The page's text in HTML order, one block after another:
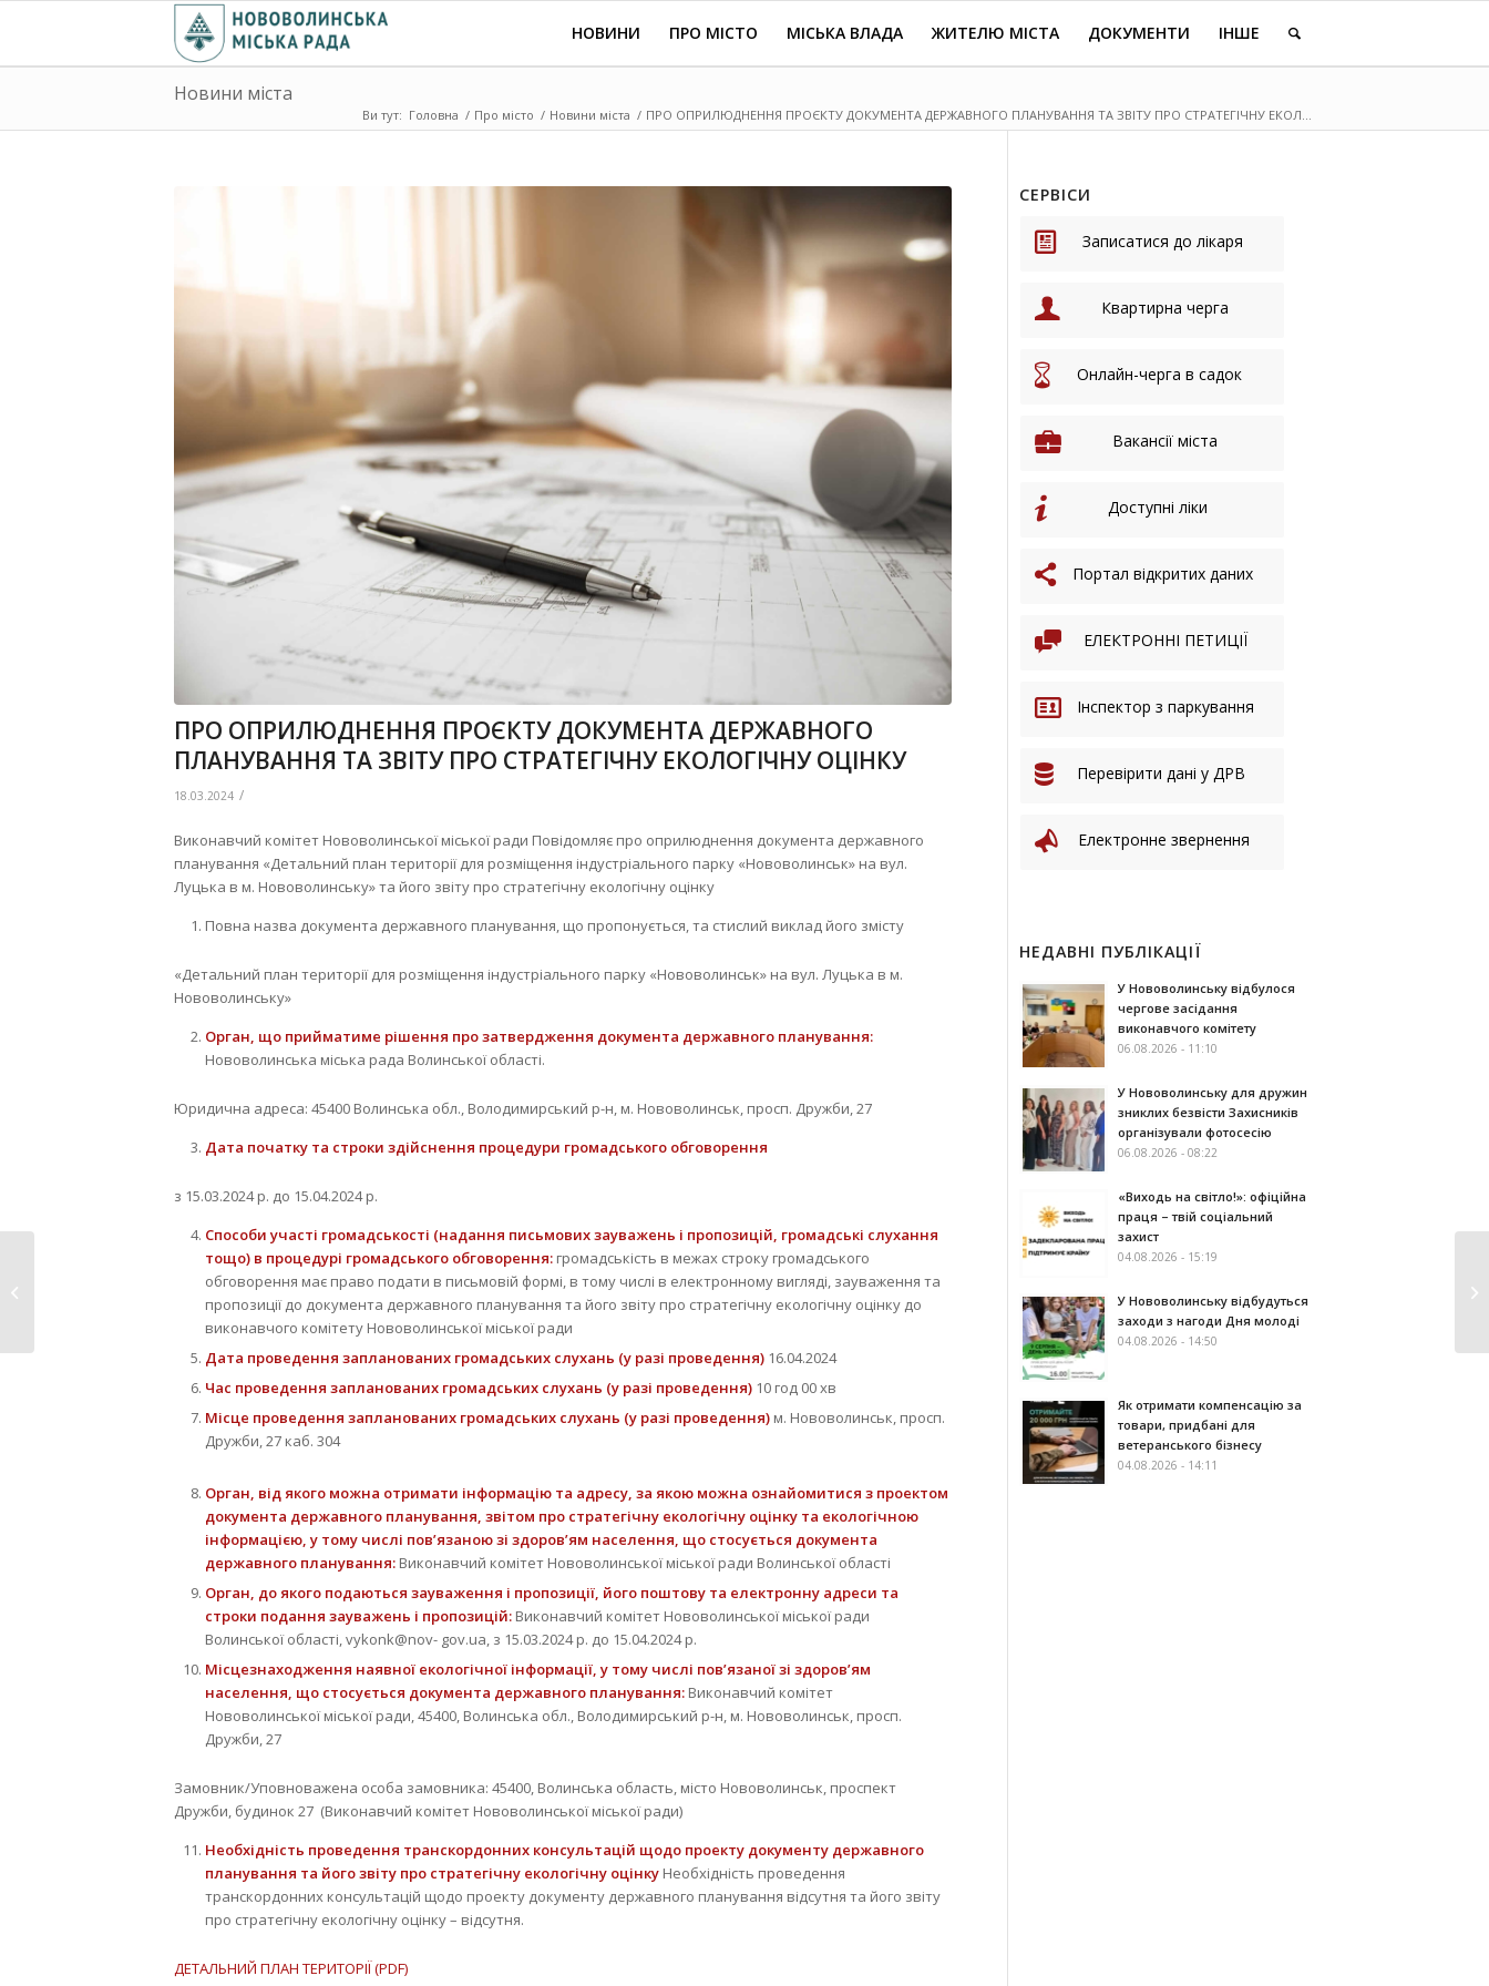
НОВИНИ ПРО МІСТО МІСЬКА ВЛАДА ЖИТЕЛЮ МІСТА ДОКУМЕНТИ ІНШЕ
Новини міста
Ви тут: Головна / Про місто / Новини міста / ПРО ОПРИЛЮДНЕННЯ ПРОЄКТУ ДОКУМЕНТА ДЕРЖАВНОГО ПЛАНУВАННЯ ТА ЗВІТУ ПРО СТРАТЕГІЧНУ ЕКОЛ...
ПРО ОПРИЛЮДНЕННЯ ПРОЄКТУ ДОКУМЕНТА ДЕРЖАВНОГО
ПЛАНУВАННЯ ТА ЗВІТУ ПРО СТРАТЕГІЧНУ ЕКОЛОГІЧНУ ОЦІНКУ
18.03.2024 /
Виконавчий комітет Нововолинської міської ради Повідомляє про оприлюднення документа державного
планування «Детальний план території для розміщення індустріального парку «Нововолинськ» на вул.
Луцька в м. Нововолинську» та його звіту про стратегічну екологічну оцінку
Повна назва документа державного планування, що пропонується, та стислий виклад його змісту
«Детальний план території для розміщення індустріального парку «Нововолинськ» на вул. Луцька в м.
Нововолинську»
Орган, що прийматиме рішення про затвердження документа державного планування:
Нововолинська міська рада Волинської області.
Юридична адреса: 45400 Волинська обл., Володимирський р-н, м. Нововолинськ, просп. Дружби, 27
Дата початку та строки здійснення процедури громадського обговорення
з 15.03.2024 р. до 15.04.2024 р.
Способи участі громадськості (надання письмових зауважень і пропозицій, громадські слухання
тощо) в процедурі громадського обговорення: громадськість в межах строку громадського
обговорення має право подати в письмовій формі, в тому числі в електронному вигляді, зауваження та
пропозиції до документа державного планування та його звіту про стратегічну екологічну оцінку до
виконавчого комітету Нововолинської міської ради
Дата проведення запланованих громадських слухань (у разі проведення) 16.04.2024
Час проведення запланованих громадських слухань (у разі проведення) 10 год 00 хв
Місце проведення запланованих громадських слухань (у разі проведення) м. Нововолинськ, просп.
Дружби, 27 каб. 304
Орган, від якого можна отримати інформацію та адресу, за якою можна ознайомитися з проектом
документа державного планування, звітом про стратегічну екологічну оцінку та екологічною
інформацією, у тому числі пов’язаною зі здоров’ям населення, що стосується документа
державного планування: Виконавчий комітет Нововолинської міської ради Волинської області
Орган, до якого подаються зауваження і пропозиції, його поштову та електронну адреси та
строки подання зауважень і пропозицій: Виконавчий комітет Нововолинської міської ради
Волинської області, vykonk@nov- gov.ua, з 15.03.2024 р. до 15.04.2024 р.
Місцезнаходження наявної екологічної інформації, у тому числі пов’язаної зі здоров’ям
населення, що стосується документа державного планування: Виконавчий комітет
Нововолинської міської ради, 45400, Волинська обл., Володимирський р-н, м. Нововолинськ, просп.
Дружби, 27
Замовник/Уповноважена особа замовника: 45400, Волинська область, місто Нововолинськ, проспект
Дружби, будинок 27 (Виконавчий комітет Нововолинської міської ради)
Необхідність проведення транскордонних консультацій щодо проекту документу державного
планування та його звіту про стратегічну екологічну оцінку Необхідність проведення
транскордонних консультацій щодо проекту документу державного планування відсутня та його звіту
про стратегічну екологічну оцінку – відсутня.
ДЕТАЛЬНИЙ ПЛАН ТЕРИТОРІЇ (PDF)
СЕРВІСИ
Записатися до лікаря
Квартирна черга
Онлайн-черга в садок
Вакансії міста
Доступні ліки
Портал відкритих даних
ЕЛЕКТРОННІ ПЕТИЦІЇ
Інспектор з паркування
Перевірити дані у ДРВ
Електронне звернення
НЕДАВНІ ПУБЛІКАЦІЇ
У Нововолинську відбулося
чергове засідання
виконавчого комітету
06.08.2026 - 11:10
У Нововолинську для дружин
зниклих безвісти Захисників
організували фотосесію
06.08.2026 - 08:22
«Виходь на світло!»: офіційна
праця – твій соціальний
захист
04.08.2026 - 15:19
У Нововолинську відбудуться
заходи з нагоди Дня молоді
04.08.2026 - 14:50
Як отримати компенсацію за
товари, придбані для
ветеранського бізнесу
04.08.2026 - 14:11